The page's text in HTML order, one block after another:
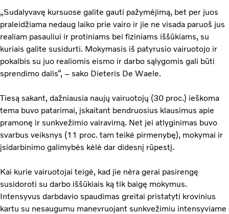
„Sudalyvavę kursuose galite gauti pažymėjimą, bet per juos
praleidžiama nedaug laiko prie vairo ir jie ne visada paruoš jus
realiam pasauliui ir protiniams bei fiziniams iššūkiams, su
kuriais galite susidurti. Mokymasis iš patyrusio vairuotojo ir
pokalbis su juo realiomis eismo ir darbo sąlygomis gali būti
sprendimo dalis“, – sako Dieteris De Waele.
Tiesą sakant, dažniausia naujų vairuotojų (30 proc.) ieškoma
tema buvo patarimai, įskaitant bendruosius klausimus apie
pramonę ir sunkvežimio vairavimą. Net jei atlyginimas buvo
svarbus veiksnys (11 proc. tam teikė pirmenybę), mokymai ir
įsidarbinimo galimybės kėlė dar didesnį rūpestį.
Kai kurie vairuotojai teigė, kad jie nėra gerai pasirengę
susidoroti su darbo iššūkiais ką tik baigę mokymus.
Intensyvus darbdavio spaudimas greitai pristatyti krovinius
kartu su nesaugumu manevruojant sunkvežimiu intensyviame